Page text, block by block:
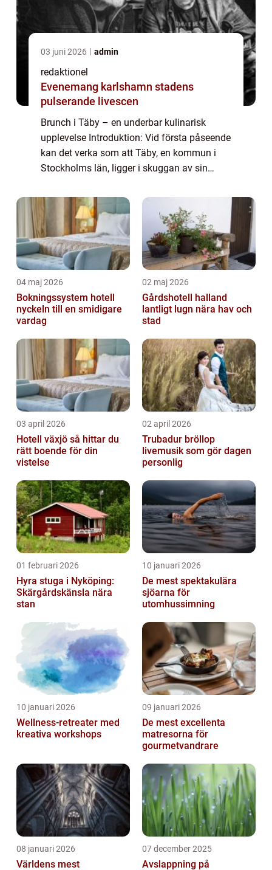
03 juni 2026 admin
redaktionel
Evenemang karlshamn stadens
pulserande livescen
Brunch i Täby – en underbar kulinarisk
upplevelse Introduktion: Vid första påseende
kan det verka som att Täby, en kommun i
Stockholms län, ligger i skuggan av sin
vet var de ska leta, gömmer sig en värld...
04 maj 2026
Bokningssystem hotell
nyckeln till en smidigare
vardag
02 maj 2026
Gårdshotell halland
lantligt lugn nära hav och
stad
03 april 2026
Hotell växjö så hittar du
rätt boende för din
vistelse
02 april 2026
Trubadur bröllop
livemusik som gör dagen
personlig
01 februari 2026
Hyra stuga i Nyköping:
Skärgårdskänsla nära
stan
10 januari 2026
De mest spektakulära
sjöarna för
utomhussimning
10 januari 2026
Wellness-retreater med
kreativa workshops
09 januari 2026
De mest excellenta
matresorna för
gourmetvandrare
08 januari 2026
Världens mest
07 december 2025
Avslappning på